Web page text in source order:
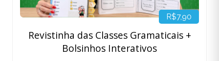
R$7,90
Revistinha das Classes Gramaticais +
Bolsinhos Interativos